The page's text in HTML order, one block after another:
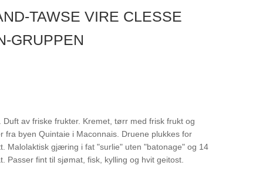
TAWSE VIRE CLESSE
GRUPPEN
av friske frukter. Kremet, tørr med frisk frukt og
fra byen Quintaie i Maconnais. Druene plukkes for
Malolaktisk gjæring i fat "surlie" uten "batonage" og 14
Passer fint til sjømat, fisk, kylling og hvit geitost.